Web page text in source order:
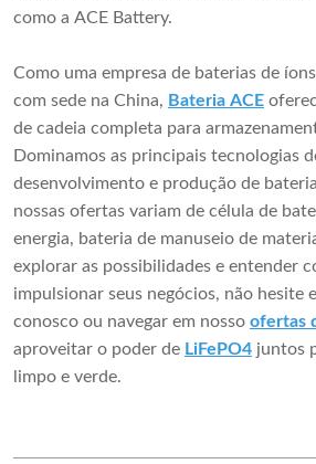
como a ACE Battery.
Como uma empresa de baterias de
com sede na China, Bateria ACE
de cadeia completa para
Dominamos as principais tecnologias
desenvolvimento e produção de
nossas ofertas variam de célula de
energia, bateria de manuseio de
explorar as possibilidades e entender
impulsionar seus negócios, não hesite
conosco ou navegar em nosso ofertas
aproveitar o poder de LiFePO4 juntos
limpo e verde.